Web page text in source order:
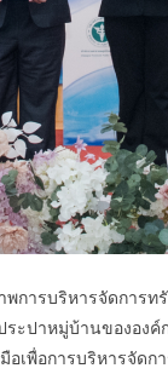
พการบริหารจัดการ
ปาหมู่บ้านขององค์
เพื่อการบริหารจัด